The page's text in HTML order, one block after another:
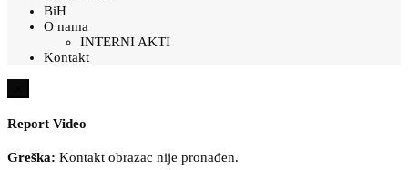
BiH
O nama
INTERNI AKTI
Kontakt
Report Video
Greška: Kontakt obrazac nije pronađen.